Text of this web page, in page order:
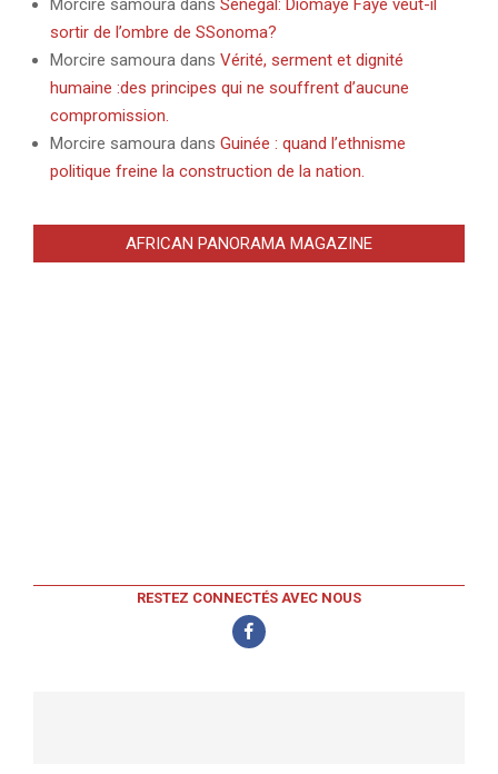
Morcire samoura dans Sénégal: Diomaye Faye veut-il
sortir de l’ombre de SSonoma?
Morcire samoura dans Vérité, serment et dignité
humaine :des principes qui ne souffrent d’aucune
compromission.
Morcire samoura dans Guinée : quand l’ethnisme
politique freine la construction de la nation.
AFRICAN PANORAMA MAGAZINE
RESTEZ CONNECTÉS AVEC NOUS